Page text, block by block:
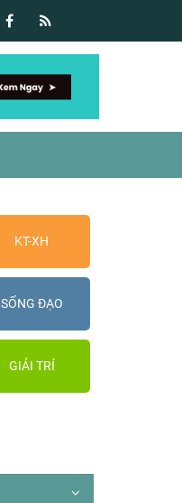
KT-XH
SỐNG ĐẠO
GIẢI TRÍ